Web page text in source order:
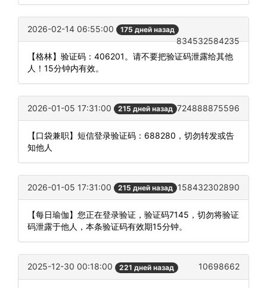
2026-02-14 06:55:00 175 дней назад
834532584235
【格林】验证码：406201。请不要把验证码泄露给其他
人！15分钟内有效。
2026-01-05 17:31:00 215 дней назад 724888875596
【口袋兼职】短信登录验证码：688280，切勿转发或告
知他人
2026-01-05 17:31:00 215 дней назад 158432302890
【每日瑜伽】您正在登录验证，验证码7145，切勿将验证
码泄露于他人，本条验证码有效期15分钟。
2025-12-30 00:18:00 221 дней назад 10698662